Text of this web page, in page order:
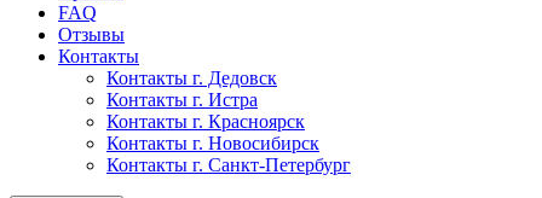
FAQ
Отзывы
Контакты
Контакты г. Дедовск
Контакты г. Истра
Контакты г. Красноярск
Контакты г. Новосибирск
Контакты г. Санкт-Петербург